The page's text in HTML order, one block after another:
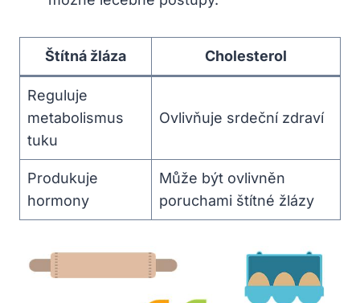
Štítná žláza Cholesterol
Reguluje
metabolismus
tuku
Ovlivňuje srdeční zdraví
Produkuje
hormony
Může být ovlivněn
poruchami štítné žlázy